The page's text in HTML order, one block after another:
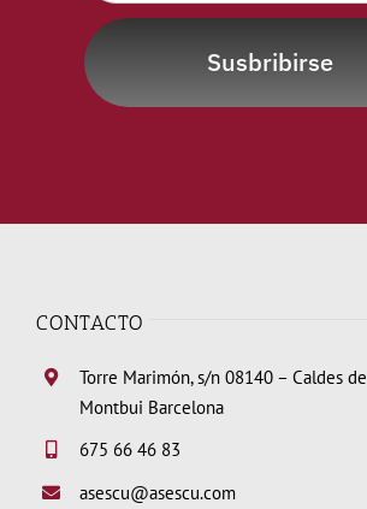
Susbribirse
CONTACTO
Torre Marimón, s/n 08140 – Caldes de
Montbui Barcelona
675 66 46 83
asescu@asescu.com